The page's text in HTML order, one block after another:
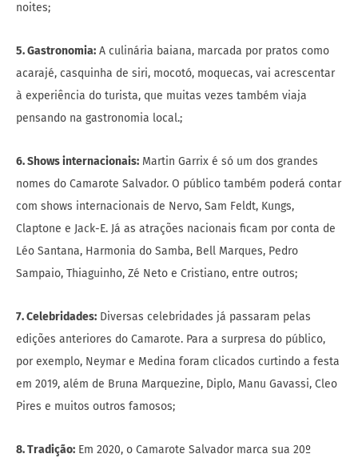
noites;
5. Gastronomia: A culinária baiana, marcada por pratos como
acarajé, casquinha de siri, mocotó, moquecas, vai acrescentar
à experiência do turista, que muitas vezes também viaja
pensando na gastronomia local.;
6. Shows internacionais: Martin Garrix é só um dos grandes
nomes do Camarote Salvador. O público também poderá contar
com shows internacionais de Nervo, Sam Feldt, Kungs,
Claptone e Jack-E. Já as atrações nacionais ficam por conta de
Léo Santana, Harmonia do Samba, Bell Marques, Pedro
Sampaio, Thiaguinho, Zé Neto e Cristiano, entre outros;
7. Celebridades: Diversas celebridades já passaram pelas
edições anteriores do Camarote. Para a surpresa do público,
por exemplo, Neymar e Medina foram clicados curtindo a festa
em 2019, além de Bruna Marquezine, Diplo, Manu Gavassi, Cleo
Pires e muitos outros famosos;
8. Tradição: Em 2020, o Camarote Salvador marca sua 20º